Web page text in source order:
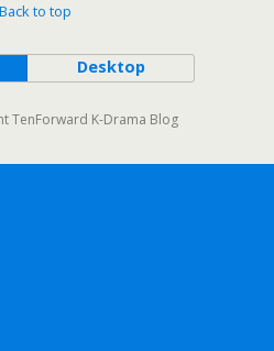
Back to top
Desktop
TenForward K-Drama Blog